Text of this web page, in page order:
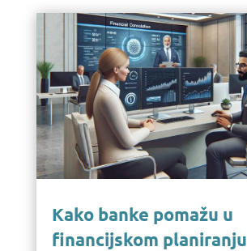
Kako banke pomažu u
financijskom planiranju